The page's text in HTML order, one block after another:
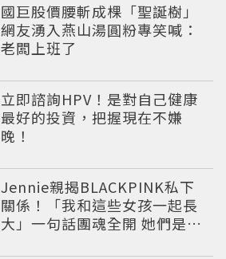
國巨股價腰斬成棵「聖誕樹」
網友湧入燕山湯圓粉專笑喊：
老闆上班了
立即諮詢HPV！是對自己健康
最好的投資，把握現在不嫌
晚！
Jennie親揭BLACKPINK私下
關係！「我和這些女孩一起長
大」一句話團魂全開 她們是彼